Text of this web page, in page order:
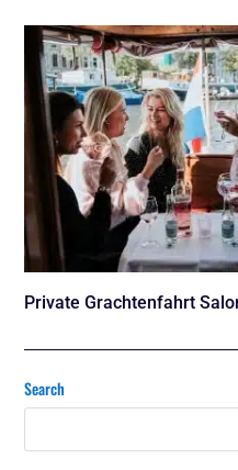
Private Grachtenfahrt
Search